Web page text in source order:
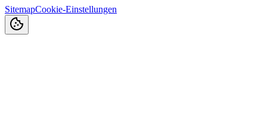
SitemapCookie-Einstellungen